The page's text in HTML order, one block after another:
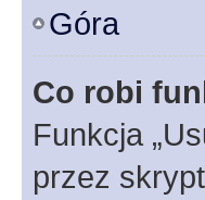
Góra
Co robi
Funkcja
przez